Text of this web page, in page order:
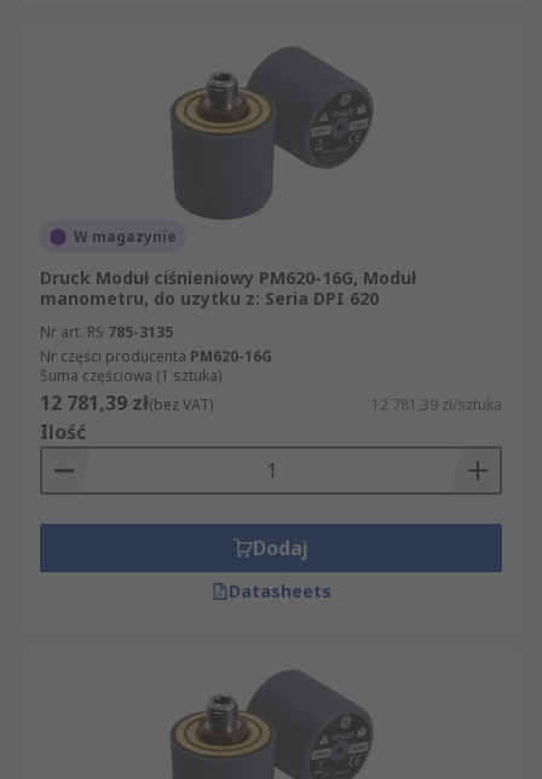
W magazynie
Druck Moduł ciśnieniowy PM620-16G, Moduł
manometru, do uzytku z: Seria DPI 620
Nr art. RS 785-3135
Nr części producenta PM620-16G
Suma częściowa (1 sztuka)
12 781,39 zł(bez VAT) 12 781,39 zł/sztuka
Ilość
Dodaj
Datasheets